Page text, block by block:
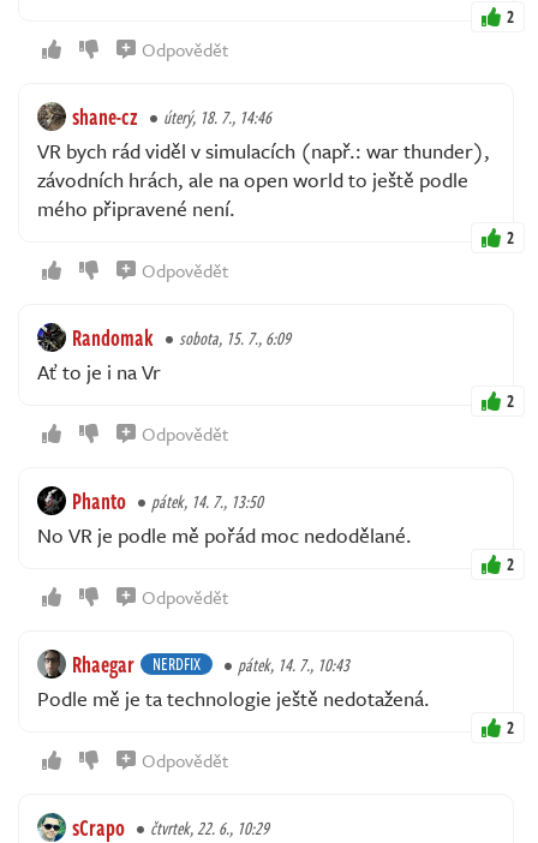
2
Odpovědět
shane-cz úterý, 18. 7., 14:46
VR bych rád viděl v simulacích (např.: war thunder),
závodních hrách, ale na open world to ještě podle
mého připravené není.
2
Odpovědět
Randomak sobota, 15. 7., 6:09
Ať to je i na Vr
2
Odpovědět
Phanto pátek, 14. 7., 13:50
No VR je podle mě pořád moc nedodělané.
2
Odpovědět
Rhaegar NERDFIX pátek, 14. 7., 10:43
Podle mě je ta technologie ještě nedotažená.
2
Odpovědět
sCrapo čtvrtek, 22. 6., 10:29